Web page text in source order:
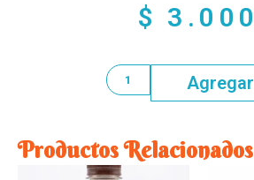
$ 3.000
Agregar
Productos Relacionados